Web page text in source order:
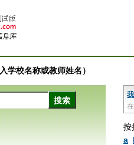
学校名称或教师姓名）
按
a